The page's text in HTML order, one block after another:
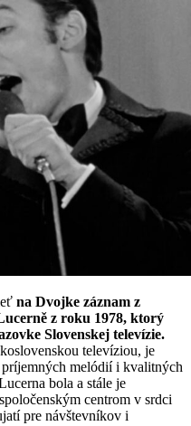
na Dvojke záznam z
z roku 1978, ktorý
Slovenskej televízie.
televíziou, je
melódií i kvalitných
bola a stále je
centrom v srdci
pre návštevníkov i